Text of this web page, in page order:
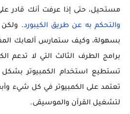
مستحيل، حتى إذا عرفت أنك قادر
والتحكم به عن طريق الكيبورد.
بسهولة، وكيف ستمارس ألعابك
برامج الطرف الثالث التي لا تدعم
تستطيع استخدام الكمبيوتر
تعتمد على الكمبيوتر في كل شيء
لتشغيل القرآن والموسيقى.